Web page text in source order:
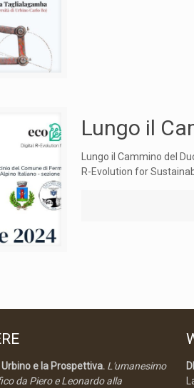
Lungo il
Lungo il Cammino del
R-Evolution for
e la Prospettiva. L'umanesimo
da Piero e Leonardo alla